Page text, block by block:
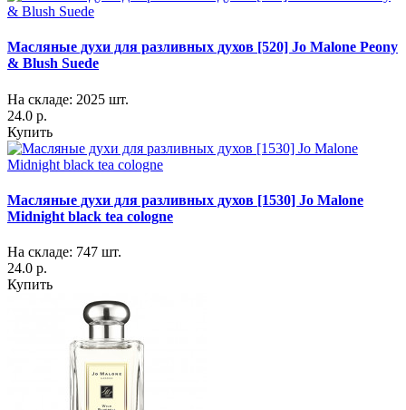
Масляные духи для разливных духов [520] Jo Malone Peony
& Blush Suede
На складе: 2025 шт.
24.0 р.
Купить
Масляные духи для разливных духов [1530] Jo Malone
Midnight black tea cologne
На складе: 747 шт.
24.0 р.
Купить